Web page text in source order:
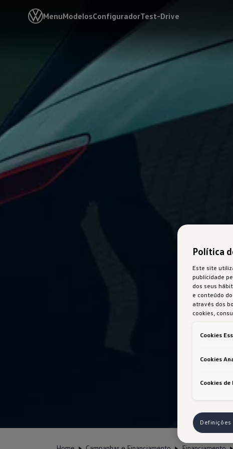
MenuModelosConfiguradorTest-Drive
Política
Este site
publicidade
dos seus
e conteúdo
através dos
cookies,
Cookies
Cookies
Cookies de
Definições